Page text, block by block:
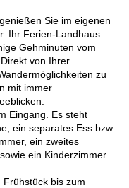
Sie im eigenen
Ihr Ferien-Landhaus
Gehminuten vom
von Ihrer
zu
mit immer
Eingang. Es steht
ein separates Ess bzw
ein zweites
ein Kinderzimmer
bis zum